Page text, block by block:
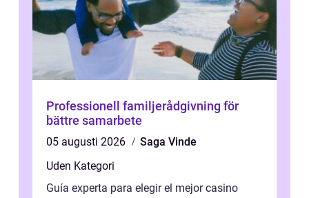
Professionell familjerådgivning för
bättre samarbete
05 augusti 2026
Saga Vinde
Uden Kategori
Guía experta para elegir el mejor casino